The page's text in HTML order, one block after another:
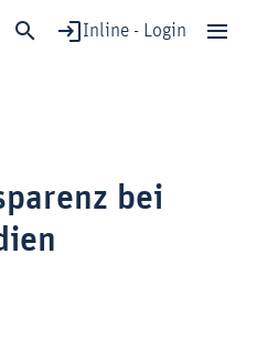
Inline - Login
bei